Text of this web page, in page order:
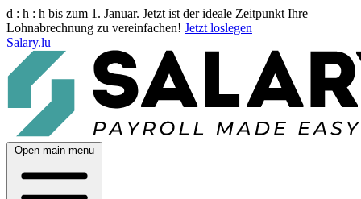
d : h : h bis zum 1. Januar. Jetzt ist der ideale Zeitpunkt Ihre
Lohnabrechnung zu vereinfachen! Jetzt loslegen
Salary.lu
Open main menu